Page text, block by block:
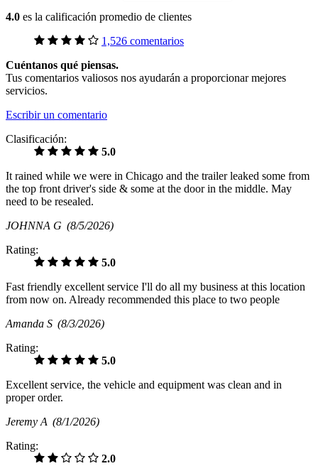
4.0 es la calificación promedio de clientes
1,526 comentarios
Cuéntanos qué piensas.
Tus comentarios valiosos nos ayudarán a proporcionar mejores
servicios.
Escribir un comentario
Clasificación:
5.0
It rained while we were in Chicago and the trailer leaked some from
the top front driver's side & some at the door in the middle. May
need to be resealed.
JOHNNA G (8/5/2026)
Rating:
5.0
Fast friendly excellent service I'll do all my business at this location
from now on. Already recommended this place to two people
Amanda S (8/3/2026)
Rating:
5.0
Excellent service, the vehicle and equipment was clean and in
proper order.
Jeremy A (8/1/2026)
Rating:
2.0